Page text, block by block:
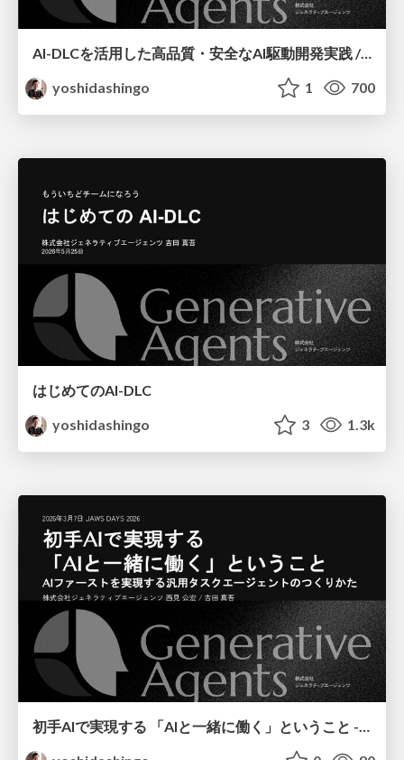
AI-DLCを活用した高品質・安全なAI駆動開発実践 / AI Driven Development
yoshidashingo
1 700
はじめてのAI-DLC
yoshidashingo
3 1.3k
初手AIで実現する 「AIと一緒に働く」ということ - AIファーストを実現する汎用タスクエージェントのつくりかた / JAWS DAYS 2026